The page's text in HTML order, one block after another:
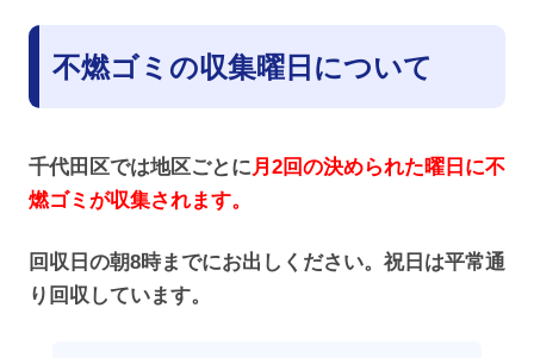
不燃ゴミ の収集曜日について
千代田区では地区ごとに月2回の決められた曜日に不
燃ゴミが収集されます。
回収日の朝8時までにお出しください。祝日は平常通
り回収しています。